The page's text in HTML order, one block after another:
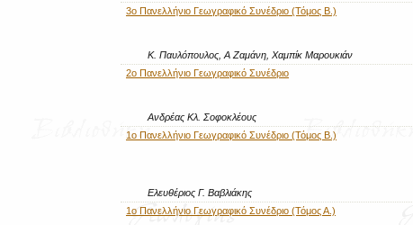
3ο Πανελλήνιο Γεωγραφικό Συνέδριο (Τόμος Β.)
Κ. Παυλόπουλος, Α Ζαμάνη, Χαμπίκ Μαρουκιάν
2ο Πανελλήνιο Γεωγραφικό Συνέδριο
Ανδρέας Κλ. Σοφοκλέους
1ο Πανελλήνιο Γεωγραφικό Συνέδριο (Τόμος Β.)
Ελευθέριος Γ. Βαβλιάκης
1ο Πανελλήνιο Γεωγραφικό Συνέδριο (Τόμος Α.)